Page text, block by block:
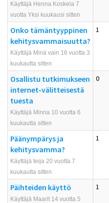
Käyttäjä Henna Koskela 7
vuotta Yksi kuukausi sitten
Onko tämäntyyppinen
kehitysvammaisuutta?
Käyttäjä Minä vain 16 vuotta 3
kuukautta sitten
1
Osallistu tutkimukseen
internet-välitteisestä
tuesta
Käyttäjä Minna 10 vuotta 6
kuukautta sitten
0
Päänympärys ja
kehitysvamma?
Käyttäjä teija 20 vuotta 7
kuukautta sitten
1
Päihteiden käyttö
Käyttäjä Maarit 14 vuotta 5
1